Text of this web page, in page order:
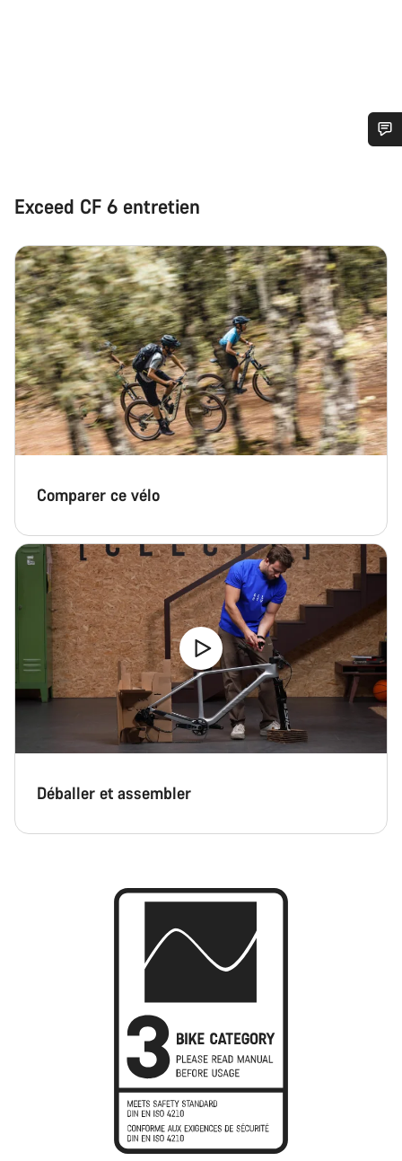
Exceed CF 6 entretien
Comparer ce vélo
Déballer et assembler
Nos experts du service client vous attendent pour
Démarrer le Chat
Fermer